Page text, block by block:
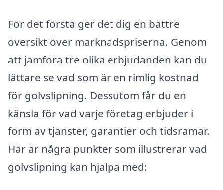
För det första ger det dig en bättre
översikt över marknadspriserna. Genom
att jämföra tre olika erbjudanden kan du
lättare se vad som är en rimlig kostnad
för golvslipning. Dessutom får du en
känsla för vad varje företag erbjuder i
form av tjänster, garantier och tidsramar.
Här är några punkter som illustrerar vad
golvslipning kan hjälpa med: